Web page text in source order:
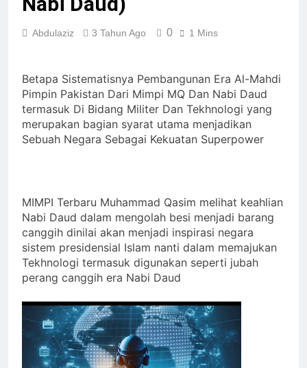
Pesan Baru di Tengah
Menyiapkan “Gua
Helper Muhammad
Qasim, Kuncinya di
Tangan Muhammad
Qasim, Dengan 7
Tokoh Inti Sebagai
Porosnya dan Hanya
akan Tertuju ke Bukit
Lebah : Ketika yang
Tersembunyi Dipaksa
Terang & Sebuah
Barisan yang Diakui,
Solid & Loyal
2 Hari Ago
Identitas Muhammas
Qasim Sebab Calon
Imam Mahdi Masalah
Tampak
3 Hari Ago
Petunjuk Melalui
Jalan Hati
Abdulaziz 3 Tahun Ago 0 1 Mins
Betapa Sistematisnya Pembangunan Era Al-Mahdi
Pimpin Pakistan Dari Mimpi MQ Dan Nabi Daud
termasuk Di Bidang Militer Dan Tekhnologi yang
merupakan bagian syarat utama menjadikan
Sebuah Negara Sebagai Kekuatan Superpower
MIMPI Terbaru Muhammad Qasim melihat keahlian
Nabi Daud dalam mengolah besi menjadi barang
canggih dinilai akan menjadi inspirasi negara
sistem presidensial Islam nanti dalam memajukan
Tekhnologi termasuk digunakan seperti jubah
perang canggih era Nabi Daud